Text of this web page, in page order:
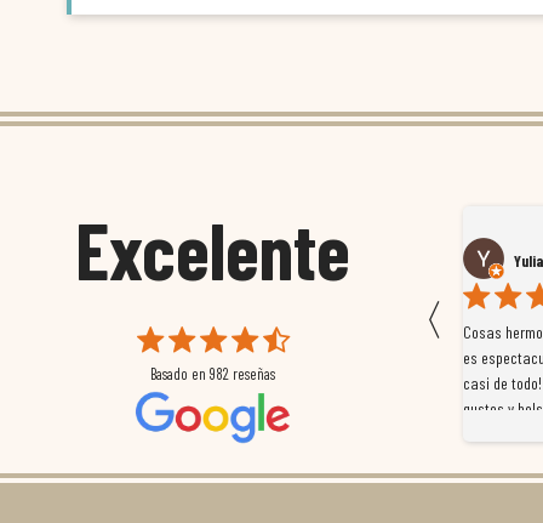
Excelente
Basado en 982 reseñas
〈
Susana García Luis
Magnífica atención al cliente. Tuvimos un pequeño
retraso en el pedido y desde el minuto uno se
preocuparon por ayudarnos en todo. Gracias a Sergio,
magnífico gestor... atento, amable, un servicio de 10.
Gracias de nuevo por todo!
Cosas
es
casi de
gustos y